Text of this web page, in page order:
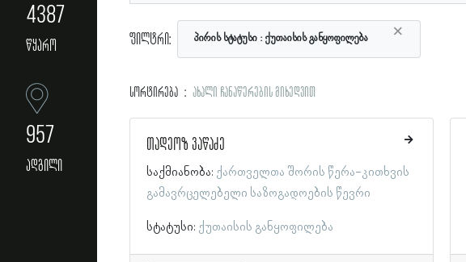
4387
წყარო
957
ადგილი
ფილტრი: ×
პირის სტატუსი ქუთაისის განყოფილება
სორტირება ახალი ჩანაწერების მიხედვით
თადეოზ ვაწაძე
საქმიანობა: ქართველთა შორის წერა-კითხვის
გამავრცელებელი საზოგადოების წევრი
სტატუსი: ქუთაისის განყოფილება